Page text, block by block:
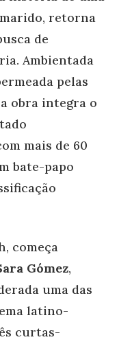
retorna
de
Ambientada
pelas
obra integra o
mais de 60
bate-papo
começa
Gómez,
uma das
latino-
curtas-